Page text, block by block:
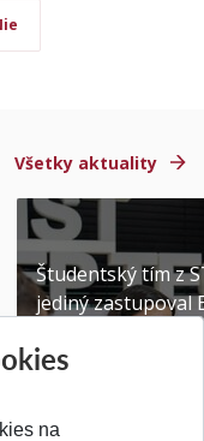
Všetky aktuality
Študentský tím z
jediný zastupoval
Publikované
na